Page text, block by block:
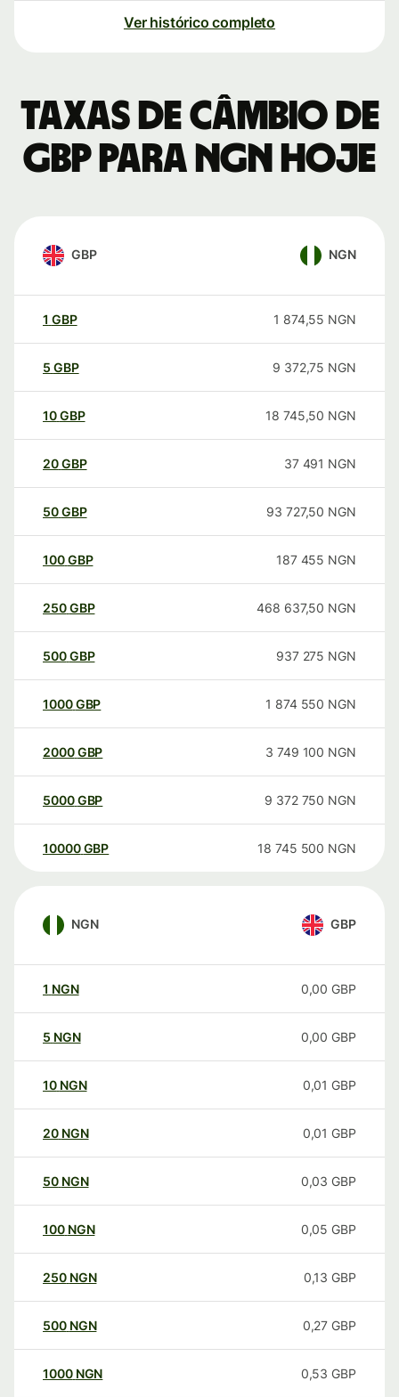
Ver histórico completo
Taxas de câmbio de
GBP para NGN hoje
GBP NGN
1 GBP 1 874,55 NGN
5 GBP 9 372,75 NGN
10GBP 18 745,50 NGN
20GBP 37 491 NGN
50GBP 93 727,50 NGN
100GBP 187 455 NGN
250GBP 468 637,50 NGN
500GBP 937 275 NGN
1000GBP 1 874 550 NGN
2000GBP 3 749 100 NGN
5000GBP 9 372 750 NGN
10000 GBP 18 745 500 NGN
NGN GBP
1 NGN 0,00 GBP
5 NGN 0,00 GBP
10 NGN 0,01 GBP
20 NGN 0,01 GBP
50 NGN 0,03 GBP
100 NGN 0,05 GBP
250 NGN 0,13 GBP
500 NGN 0,27 GBP
1000 NGN 0,53 GBP